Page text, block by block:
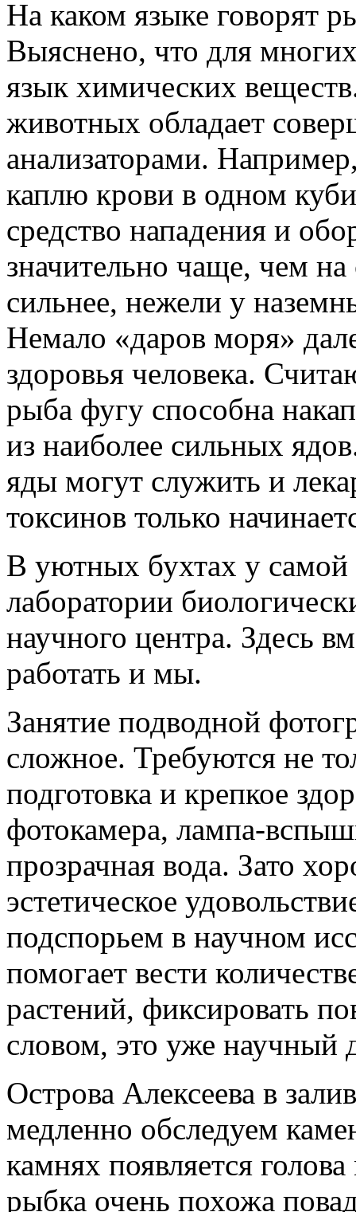
На каком языке говорят
Выяснено, что для
язык химических
животных обладает
анализаторами.
каплю крови в одном
средство нападения и
значительно чаще, чем
сильнее, нежели у
Немало «даров моря»
здоровья человека.
рыба фугу способна
из наиболее сильных
яды могут служить и
токсинов только
В уютных бухтах у самой
лаборатории
научного центра. Здесь
работать и мы.
Занятие подводной
сложное. Требуются не
подготовка и крепкое
фотокамера, лампа-
прозрачная вода. Зато
эстетическое
подспорьем в научном
помогает вести
растений, фиксировать
словом, это уже научный
Острова Алексеева в
медленно обследуем
камнях появляется
рыбка очень похожа